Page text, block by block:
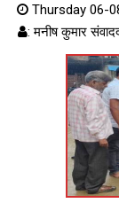
Thursday 06-
: मनीष कुमार